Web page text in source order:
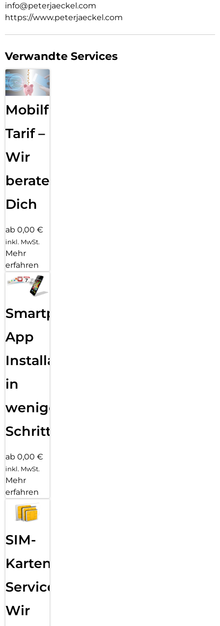
info@peterjaeckel.com
https://www.peterjaeckel.com
Verwandte Services
Mobilfunk
Tarif –
Wir
beraten
Dich
ab 0,00 €
inkl. MwSt.
Mehr
erfahren
Smartphone
App
Installation
in
wenigen
Schritten
ab 0,00 €
inkl. MwSt.
Mehr
erfahren
SIM-
Karten
Service:
Wir